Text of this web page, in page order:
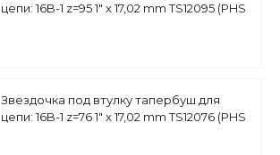
цепи: 16B-1 z=95 1" x 17,02 mm TS12095 (PHS
Звездочка под втулку тапербуш для
цепи: 16B-1 z=76 1" x 17,02 mm TS12076 (PHS